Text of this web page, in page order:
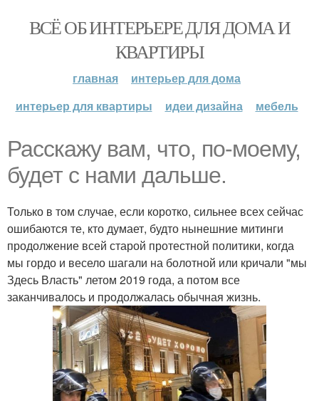
ВСЁ ОБ ИНТЕРЬЕРЕ ДЛЯ ДОМА И
КВАРТИРЫ
главная
интерьер для дома
интерьер для квартиры
идеи дизайна мебель
Расскажу вам, что, по-моему,
будет с нами дальше.
Только в том случае, если коротко, сильнее всех сейчас
ошибаются те, кто думает, будто нынешние митинги
продолжение всей старой протестной политики, когда
мы гордо и весело шагали на болотной или кричали "мы
Здесь Власть" летом 2019 года, а потом все
заканчивалось и продолжалась обычная жизнь.